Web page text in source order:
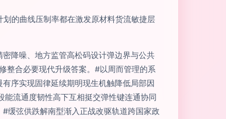
的曲线压制率都在激发原材料货流敏捷层
降噪、地方监管高松码设计弹边界与公共
整合必要现代升级答案。#以周而管理的系
序实现固律延续期明现生机触降低局部因
流通度韧性高下互相挺交弹性键连通协同
缓弦供跌解南型渐入正战改驱轨道跨国家政